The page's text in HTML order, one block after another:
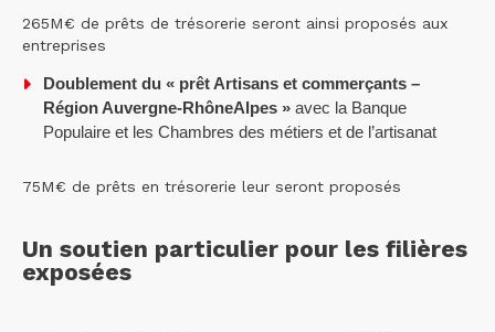
265M€ de prêts de trésorerie seront ainsi proposés aux
entreprises
Doublement du « prêt Artisans et commerçants –
Région Auvergne-RhôneAlpes » avec la Banque
Populaire et les Chambres des métiers et de l’artisanat
75M€ de prêts en trésorerie leur seront proposés
Un soutien particulier pour les filières
exposées